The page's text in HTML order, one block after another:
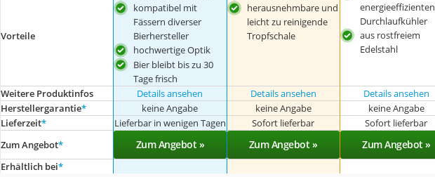
Vorteile
kompatibel mit
Fässern diverser
Bierhersteller
hochwertige Optik
Bier bleibt bis zu 30
Tage frisch
herausnehmbare und
leicht zu reinigende
Tropfschale
energieeffizienten
Durchlaufkühler
aus rostfreiem
Edelstahl
Weitere Produktinfos Details ansehen Details ansehen Details ansehen
Herstellergarantie* keine Angabe keine Angabe keine Angabe
Lieferzeit* Lieferbar in wenigen Tagen Sofort lieferbar Sofort lieferbar
Zum Angebot* Zum Angebot » Zum Angebot » Zum Angebot »
Erhältlich bei*